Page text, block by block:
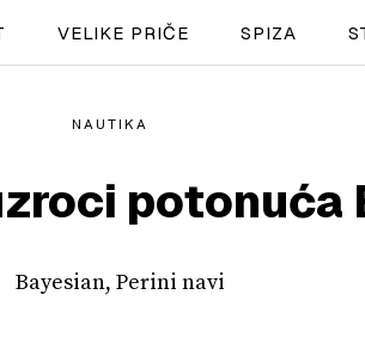
SPORT
PLOVILA
VELIKE PRIČE SPIZA
NAUTIKA
potonuća